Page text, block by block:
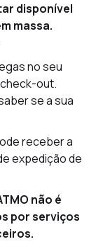
disponível
massa.
no seu
out.
se a sua
receber a
expedição de
não é
por serviços